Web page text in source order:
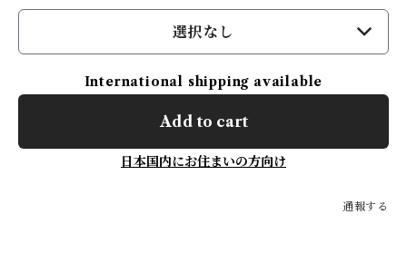
選択なし
International shipping available
Add to cart
日本国内にお住まいの方向け
通報する